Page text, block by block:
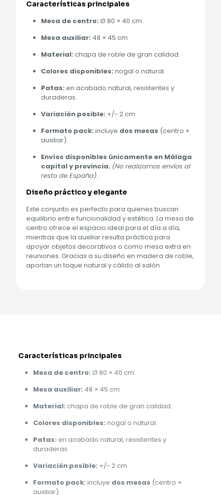
Características principales
Mesa de centro: Ø 80 × 40 cm.
Mesa auxiliar: 48 × 45 cm.
Material: chapa de roble de gran calidad.
Colores disponibles: nogal o natural.
Patas: en acabado natural, resistentes y
duraderas.
Variación posible: +/- 2 cm.
Formato pack: incluye dos mesas (centro +
auxiliar).
Envíos disponibles únicamente en Málaga
capital y provincia. (No realizamos envíos al
resto de España).
Diseño práctico y elegante
Este conjunto es perfecto para quienes buscan
equilibrio entre funcionalidad y estética. La mesa de
centro ofrece el espacio ideal para el día a día,
mientras que la auxiliar resulta práctica para
apoyar objetos decorativos o como mesa extra en
reuniones. Gracias a su diseño en madera de roble,
aportan un toque natural y cálido al salón.
Características principales
Mesa de centro: Ø 80 × 40 cm.
Mesa auxiliar: 48 × 45 cm.
Material: chapa de roble de gran calidad.
Colores disponibles: nogal o natural.
Patas: en acabado natural, resistentes y
duraderas.
Variación posible: +/- 2 cm.
Formato pack: incluye dos mesas (centro +
auxiliar).